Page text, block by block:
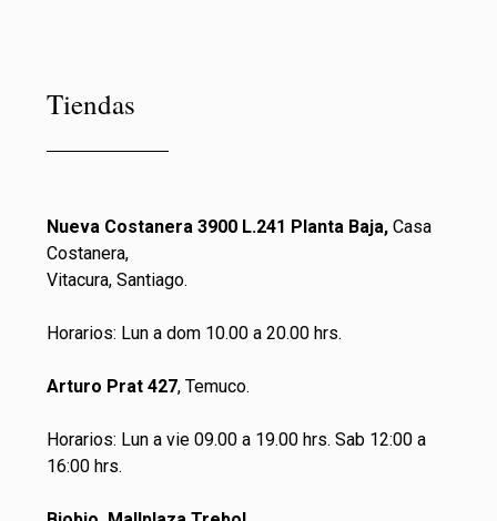
Tiendas
Nueva Costanera 3900 L.241 Planta Baja, Casa
Costanera,
Vitacura, Santiago.
Horarios: Lun a dom 10.00 a 20.00 hrs.
Arturo Prat 427, Temuco.
Horarios: Lun a vie 09.00 a 19.00 hrs. Sab 12:00 a
16:00 hrs.